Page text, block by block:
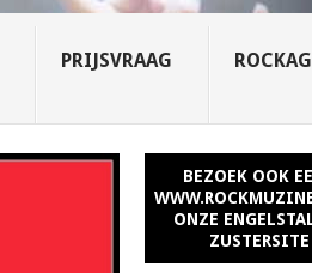
PRIJSVRAAG
BEZOEK OOK
ONZE
ZUSTERSITE